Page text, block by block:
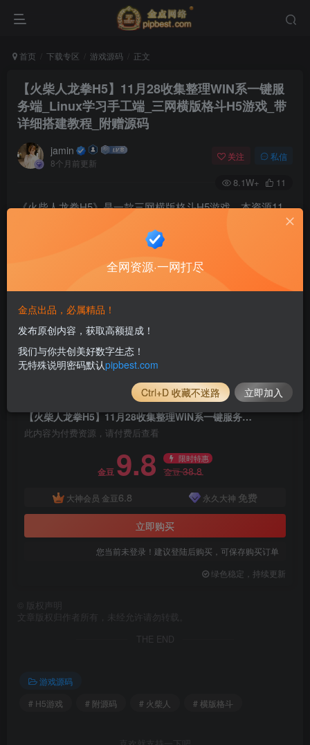
首页 下载专区 游戏源码 正文
【火柴人龙拳H5】11月28收集整理WIN系一键服
务端_Linux学习手工端_三网横版格斗H5游戏_带
详细搭建教程_附赠源码
jamin
8个月前更新
关注 私信
8.1W+ 11
《火柴人龙拳H5》是一款三网横版格斗H5游戏。本资源11
月28日收集整理，提供Windows一键端和Linux学习手工端，
带详细搭建教程并附赠源码。
【火柴人龙拳H5】11月28收集整理WIN系一键服务端_Linux学习手工端_三网横版格斗H5游戏_带详细搭建教程_附赠源码
此内容为付费资源，请付费后查看
金豆 9.8 限时特惠
金豆38.8
大神会员 金豆 6.8 永久大神 免费
立即购买
您当前未登录！建议登陆后购买，可保存购买订单
绿色稳定，持续更新
已售 105
版权声明
文章版权归作者所有，未经允许请勿转载。
THE END
游戏源码
# H5游戏
# 附源码 # 火柴人 # 横版格斗
全网资源·一网打尽
金点出品，必属精品！
发布原创内容，获取高额提成！
我们与你共创美好数字生态！
无特殊说明密码默认pipbest.com
Ctrl+D 收藏不迷路 立即加入